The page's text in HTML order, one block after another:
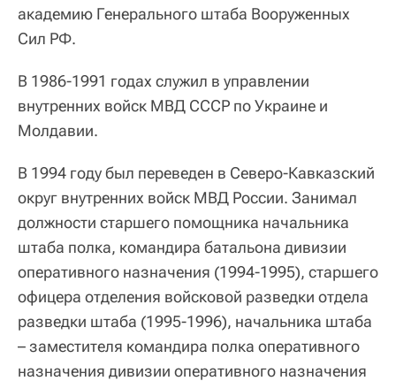
академию Генерального штаба Вооруженных
Сил РФ.
В 1986-1991 годах служил в управлении
внутренних войск МВД СССР по Украине и
Молдавии.
В 1994 году был переведен в Северо-Кавказский
округ внутренних войск МВД России. Занимал
должности старшего помощника начальника
штаба полка, командира батальона дивизии
оперативного назначения (1994-1995), старшего
офицера отделения войсковой разведки отдела
разведки штаба (1995-1996), начальника штаба
– заместителя командира полка оперативного
назначения дивизии оперативного назначения